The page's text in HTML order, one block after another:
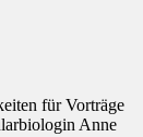
für Vorträge
Anne